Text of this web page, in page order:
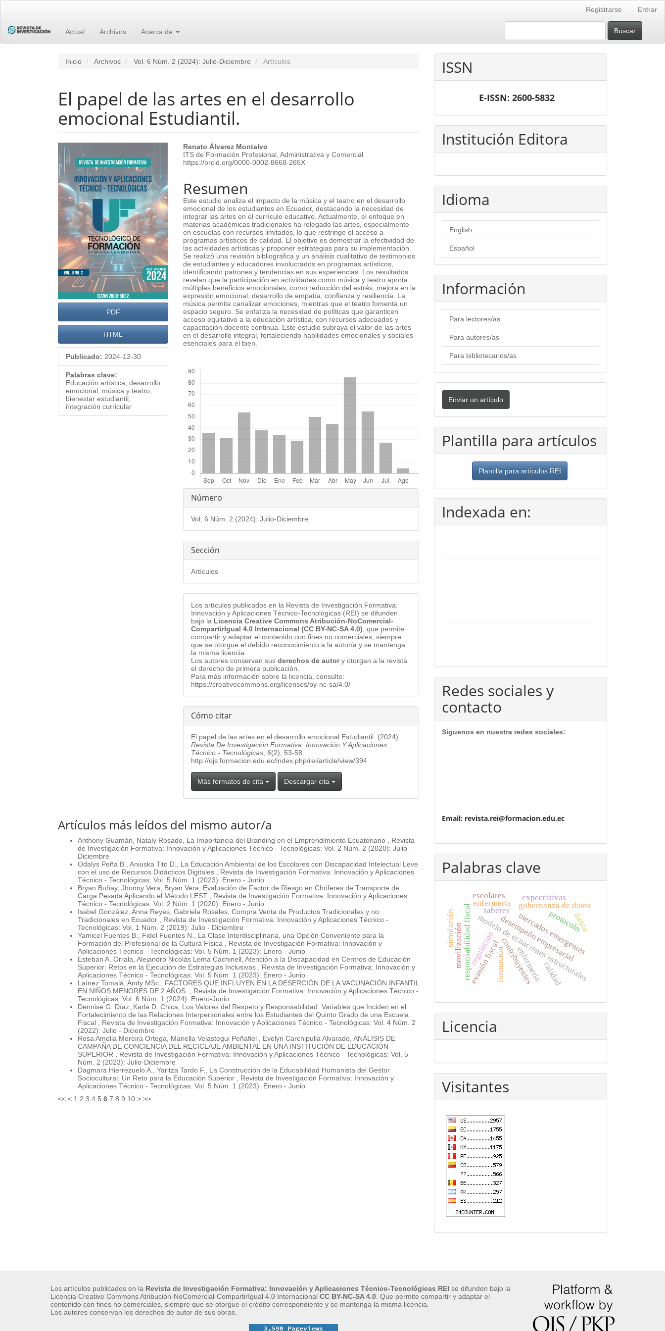
principal
Barra
lateral
Registrarse Entrar
Actual Archivos Acerca de Buscar
Inicio Archivos Vol. 6 Núm. 2 (2024): Julio-Diciembre Artículos
El papel de las artes en el desarrollo
emocional Estudiantil.
Barra
lateral
del
artículo
PDF
HTML
Publicado: 2024-12-30
Palabras clave:
Educación artística, desarrollo
emocional, música y teatro,
bienestar estudiantil,
integración curricular
Contenido
principal
del
artículo
Renato Álvarez Montalvo
ITS de Formación Profesional, Administrativa y Comercial
https://orcid.org/0000-0002-8668-265X
Resumen
Este estudio analiza el impacto de la música y el teatro en el desarrollo
emocional de los estudiantes en Ecuador, destacando la necesidad de
integrar las artes en el currículo educativo. Actualmente, el enfoque en
materias académicas tradicionales ha relegado las artes, especialmente
en escuelas con recursos limitados, lo que restringe el acceso a
programas artísticos de calidad. El objetivo es demostrar la efectividad de
las actividades artísticas y proponer estrategias para su implementación.
Se realizó una revisión bibliográfica y un análisis cualitativo de testimonios
de estudiantes y educadores involucrados en programas artísticos,
identificando patrones y tendencias en sus experiencias. Los resultados
revelan que la participación en actividades como música y teatro aporta
múltiples beneficios emocionales, como reducción del estrés, mejora en la
expresión emocional, desarrollo de empatía, confianza y resiliencia. La
música permite canalizar emociones, mientras que el teatro fomenta un
espacio seguro. Se enfatiza la necesidad de políticas que garanticen
acceso equitativo a la educación artística, con recursos adecuados y
capacitación docente continua. Este estudio subraya el valor de las artes
en el desarrollo integral, fortaleciendo habilidades emocionales y sociales
esenciales para el bien.
Detalles
del
artículo
Número
Vol. 6 Núm. 2 (2024): Julio-Diciembre
Sección
Artículos
Los artículos publicados en la Revista de Investigación Formativa:
Innovación y Aplicaciones Técnico-Tecnológicas (REI) se difunden
bajo la Licencia Creative Commons Atribución-NoComercial-
CompartirIgual 4.0 Internacional (CC BY-NC-SA 4.0) , que permite
compartir y adaptar el contenido con fines no comerciales, siempre
que se otorgue el debido reconocimiento a la autoría y se mantenga
la misma licencia.
Los autores conservan susderechos de autory otorgan a la revista
el derecho de primera publicación.
Para más información sobre la licencia, consulte:
https://creativecommons.org/licenses/by-nc-sa/4.0/
Cómo citar
El papel de las artes en el desarrollo emocional Estudiantil. (2024).
Revista De Investigación Formativa: Innovación Y Aplicaciones
Técnico - Tecnológicas ,6(2), 53-58.
http://ojs.formacion.edu.ec/index.php/rei/article/view/394
Más formatos de cita Descargar cita
Artículos más leídos del mismo autor/a
Anthony Guamán, Nataly Rosado, La Importancia del Branding en el Emprendimiento Ecuatoriano
Revista
de Investigación Formativa: Innovación y Aplicaciones Técnico - Tecnológicas: Vol. 2 Núm. 2 (2020): Julio -
Diciembre
Odalys Peña B., Aniuska Tito D., La Educación Ambiental de los Escolares con Discapacidad Intelectual Leve
con el uso de Recursos Didácticos Digitales
Revista de Investigación Formativa: Innovación y Aplicaciones
Técnico - Tecnológicas: Vol. 5 Núm. 1 (2023): Enero - Junio
Bryan Buñay, Jhonny Vera, Bryan Vera, Evaluación de Factor de Riesgo en Chóferes de Transporte de
Carga Pesada Aplicando el Método LEST
Revista de Investigación Formativa: Innovación y Aplicaciones
Técnico - Tecnológicas: Vol. 2 Núm. 1 (2020): Enero - Junio
Isabel González, Anna Reyes, Gabriela Rosales, Compra Venta de Productos Tradicionales y no
Tradicionales en Ecuador
Revista de Investigación Formativa: Innovación y Aplicaciones Técnico -
Tecnológicas: Vol. 1 Núm. 2 (2019): Julio - Diciembre
Yamicel Fuentes B., Fidel Fuentes N., La Clase Interdisciplinaria, una Opción Conveniente para la
Formación del Profesional de la Cultura Física
Revista de Investigación Formativa: Innovación y
Aplicaciones Técnico - Tecnológicas: Vol. 5 Núm. 1 (2023): Enero - Junio
Esteban A. Orrala, Alejandro Nicolás Lema Cachinell, Atención a la Discapacidad en Centros de Educación
Superior: Retos en la Ejecución de Estrategias Inclusivas
Revista de Investigación Formativa: Innovación y
Aplicaciones Técnico - Tecnológicas: Vol. 5 Núm. 1 (2023): Enero - Junio
Laínez Tomalá, Andy MSc., FACTORES QUE INFLUYEN EN LA DESERCIÓN DE LA VACUNACIÓN INFANTIL
EN NIÑOS MENORES DE 2 AÑOS.
Revista de Investigación Formativa: Innovación y Aplicaciones Técnico -
Tecnológicas: Vol. 6 Núm. 1 (2024): Enero-Junio
Dennise G. Díaz, Karla D. Chica, Los Valores del Respeto y Responsabilidad. Variables que Inciden en el
Fortalecimiento de las Relaciones Interpersonales entre los Estudiantes del Quinto Grado de una Escuela
Fiscal
Revista de Investigación Formativa: Innovación y Aplicaciones Técnico - Tecnológicas: Vol. 4 Núm. 2
(2022): Julio - Diciembre
Rosa Amelia Moreira Ortega, Mariella Velastegui Peñafiel , Evelyn Carchipulla Alvarado, ANÁLISIS DE
CAMPAÑA DE CONCIENCIA DEL RECICLAJE AMBIENTAL EN UNA INSTITUCIÓN DE EDUCACIÓN
SUPERIOR
Revista de Investigación Formativa: Innovación y Aplicaciones Técnico - Tecnológicas: Vol. 5
Núm. 2 (2023): Julio-Diciembre
Dagmara Hierrezuelo A., Yaritza Tardo F., La Construcción de la Educabilidad Humanista del Gestor
Sociocultural: Un Reto para la Educación Superior
Revista de Investigación Formativa: Innovación y
Aplicaciones Técnico - Tecnológicas: Vol. 5 Núm. 1 (2023): Enero - Junio
<< < 1 2 3 4 5 6 7 8 9 10 > >>
ISSN
E-ISSN: 2600-5832
Institución Editora
Idioma
English
Español
Información
Para lectores/as
Para autores/as
Para bibliotecarios/as
Enviar
un
artículo
Enviar un artículo
Plantilla para artículos
Plantilla para artículos REI
Indexada en:
Redes sociales y
contacto
Siguenos en nuestra redes sociales:
Email: revista.rei@formacion.edu.ec
Palabras clave
regulación mercados emergentes
desempeño empresarial
modelo de ecuaciones estructurales
gobernanza de datos
responsabilidad fiscal contribuyentes
evasión fiscal
movilización formación
simulación
expectativas
calidad
enfermería
protocolo
escolares
danza
saberes
enfermería
Licencia
Visitantes
Los artículos publicados en la Revista de Investigación Formativa: Innovación y Aplicaciones Técnico-Tecnológicas REI se difunden bajo la
Licencia Creative Commons Atribución-NoComercial-CompartirIgual 4.0 Internacional CC BY-NC-SA 4.0 Que permite compartir y adaptar el
contenido con fines no comerciales, siempre que se otorgue el crédito correspondiente y se mantenga la misma licencia.
Los autores conservan los derechos de autor de sus obras.